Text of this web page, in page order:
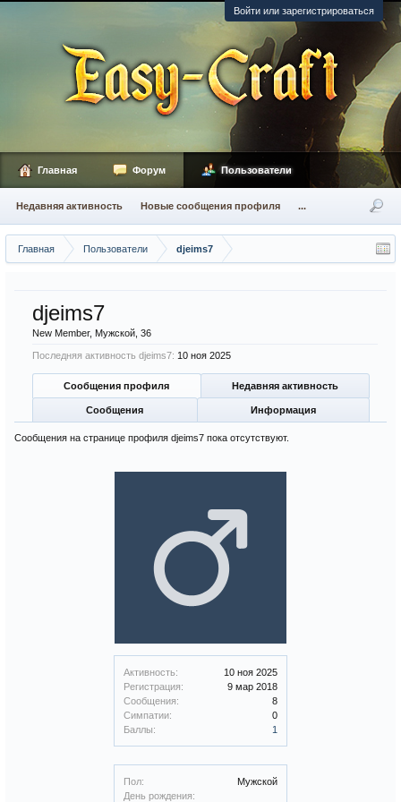
Войти или зарегистрироваться
Главная Пользователи djeims7
Активность:
10 ноя 2025
Регистрация:
9 мар 2018
Сообщения:
8
Симпатии:
0
Баллы:
1
Пол:
Мужской
День рождения:
djeims7
New Member, Мужской, 36
Последняя активность djeims7: 10 ноя 2025
Сообщения профиля Недавняя активность
Сообщения Информация
Сообщения на странице профиля djeims7 пока отсутствуют.
Главная Форум Пользователи
Недавняя активность Новые сообщения профиля ...